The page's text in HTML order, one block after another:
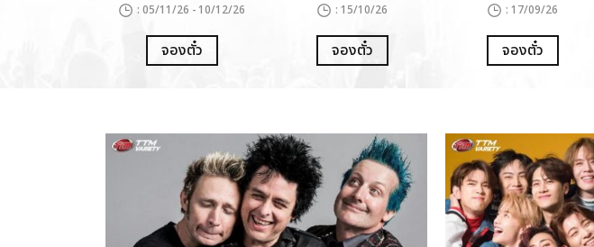
: 05/11/26 - 10/12/26
จองตั๋ว
: 15/10/26
จองตั๋ว
: 17/09/26
จองตั๋ว